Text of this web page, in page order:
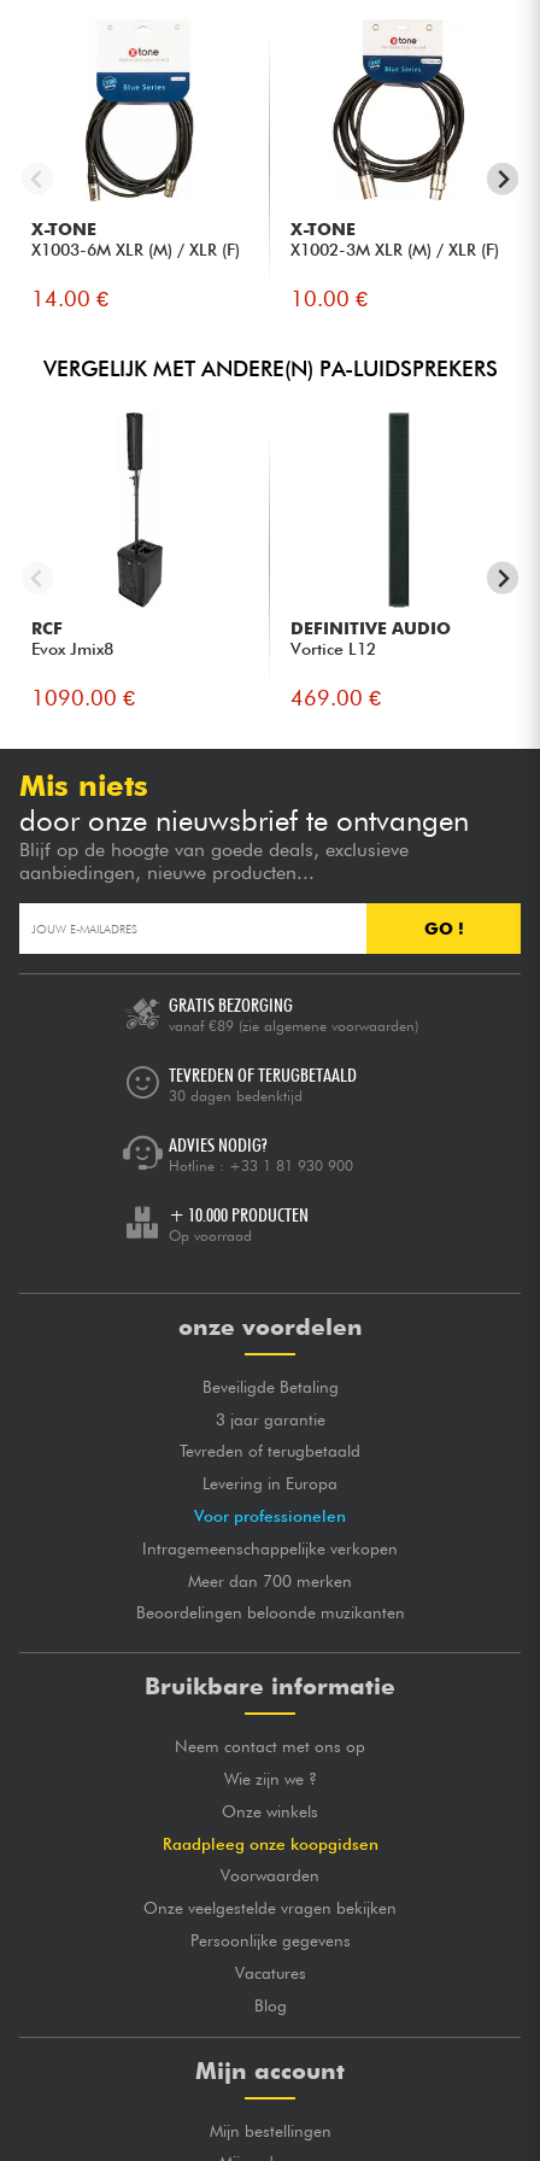
evenementen en kleine live-optredens.
Handige contourregeling om de geluidsweergave snel
aan te passen aan de toepassing.
Bluetooth 5 met TWS-functie voor echte stereoconfiguratie
zonder kabels.
Compact formaat, gemakkelijk mee te nemen en snel te
installeren, zelfs alleen.
middelgrote ruimtes.
Draagtassen inbegrepen voor een directe mobiele
oplossing.
VOOR WIE IS DIT PRODUCT
Muzikanten en zangers die op zoek zijn naar een compact,
snel te installeren PA-systeem voor kleine podia en
repetities.
Presentatoren en evenementprofessionals die een
eenvoudig, betrouwbaar systeem nodig hebben dat
gemakkelijk te vervoeren is.
Mobiele DJ's die een lichtgewicht, dynamische oplossing
willen voor optredens in kleine ruimtes.
Bedrijven en sprekers die een uitstekende
spraakverstaanbaarheid willen voor conferenties en
Gebruikers die een alles-in-één oplossing willen met
X-TONE
X1003-6M XLR (M) / XLR (F)
14.00 €
X-TONE
X1002-3M XLR (M) / XLR (F)
10.00 €
VERGELIJK MET ANDERE(N) PA-LUIDSPREKERS
RCF
Evox Jmix8
1090.00 €
DEFINITIVE AUDIO
Vortice L12
469.00 €
Mis niets
door onze nieuwsbrief te ontvangen
Blijf op de hoogte van goede deals, exclusieve
aanbiedingen, nieuwe producten...
GO !
GRATIS BEZORGING
vanaf €89 (zie algemene voorwaarden)
TEVREDEN OF TERUGBETAALD
30 dagen bedenktijd
ADVIES NODIG?
Hotline : +33 1 81 930 900
+ 10.000 PRODUCTEN
Op voorraad
onze voordelen
Beveiligde Betaling
3 jaar garantie
Tevreden of terugbetaald
Levering in Europa
Voor professionelen
Intragemeenschappelijke verkopen
Meer dan 700 merken
Beoordelingen beloonde muzikanten
Bruikbare informatie
Neem contact met ons op
Wie zijn we ?
Onze winkels
Raadpleeg onze koopgidsen
Voorwaarden
Onze veelgestelde vragen bekijken
Persoonlijke gegevens
Vacatures
Blog
Mijn account
Mijn bestellingen